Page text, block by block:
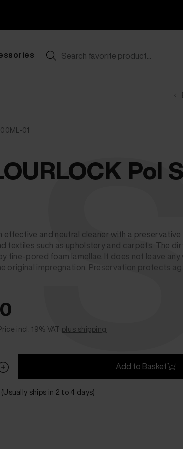
01
Pol
effective and neutral cleaner with a
textiles such as upholstery and carpets. The
fine-pored foam lamellae. It does not leave
original impregnation. Preservation protects
incl. 19% VAT plus shipping
Add to Basket
(Usually ships in 2 to 4 days)